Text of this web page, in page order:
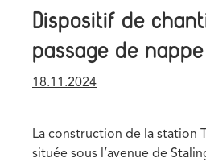
Dispositif de
passage de nappe
Publication
18.11.2024
La construction de la station
située sous l’avenue de